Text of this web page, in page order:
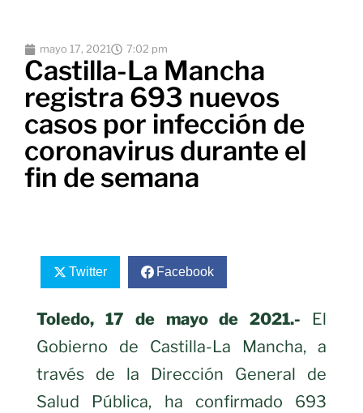
mayo 17, 2021 7:02 pm
Castilla-La Mancha
registra 693 nuevos
casos por infección de
coronavirus durante el
fin de semana
Twitter Facebook
Toledo, 17 de mayo de 2021.- El
Gobierno de Castilla-La Mancha, a
través de la Dirección General de
Salud Pública, ha confirmado 693